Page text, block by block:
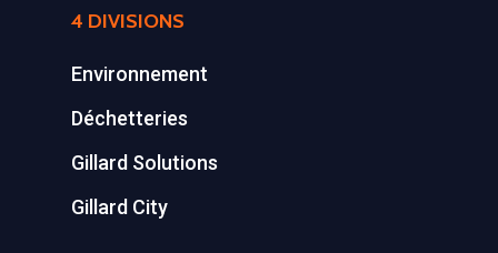
4 DIVISIONS
Environnement
Déchetteries
Gillard Solutions
Gillard City